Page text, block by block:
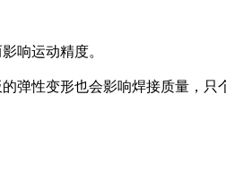
响运动精度。
性变形也会影响焊接质量，只